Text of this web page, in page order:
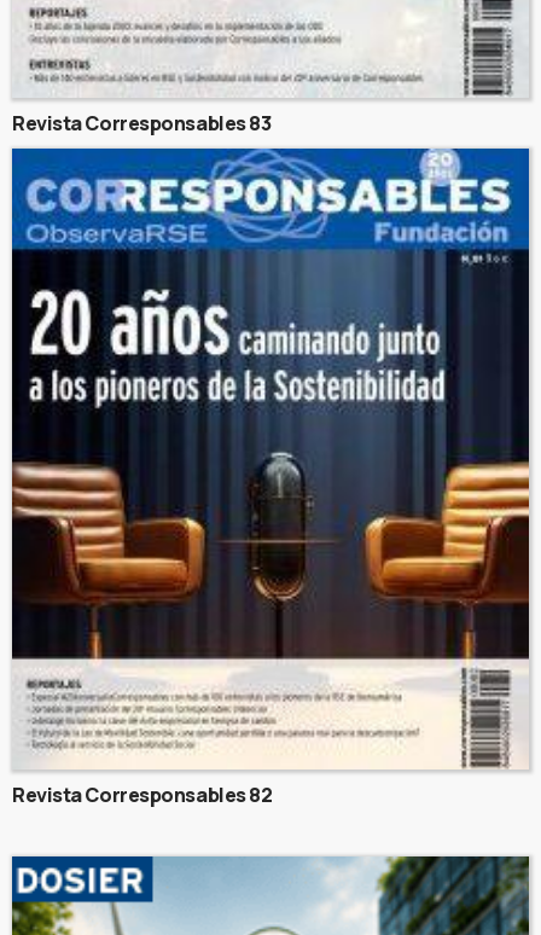
Revista Corresponsables 83
Revista Corresponsables 82